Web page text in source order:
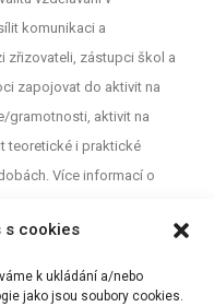
s cookies
k ukládání a/nebo
jako jsou soubory cookies.
komunikaci a
zřizovateli, zástupci škol a
zapojovat do aktivit na
gramotnosti, aktivit na
teoretické i praktické
Více informací o
aktéry z Olomouce jsou